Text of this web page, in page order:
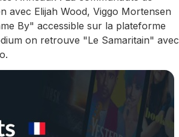
avec Elijah Wood, Viggo Mortensen
By" accessible sur la plateforme
on retrouve "Le Samaritain" avec